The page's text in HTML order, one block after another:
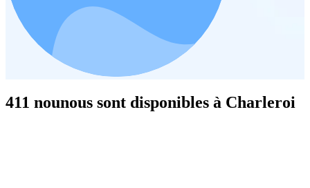
411 nounous sont disponibles à Charleroi